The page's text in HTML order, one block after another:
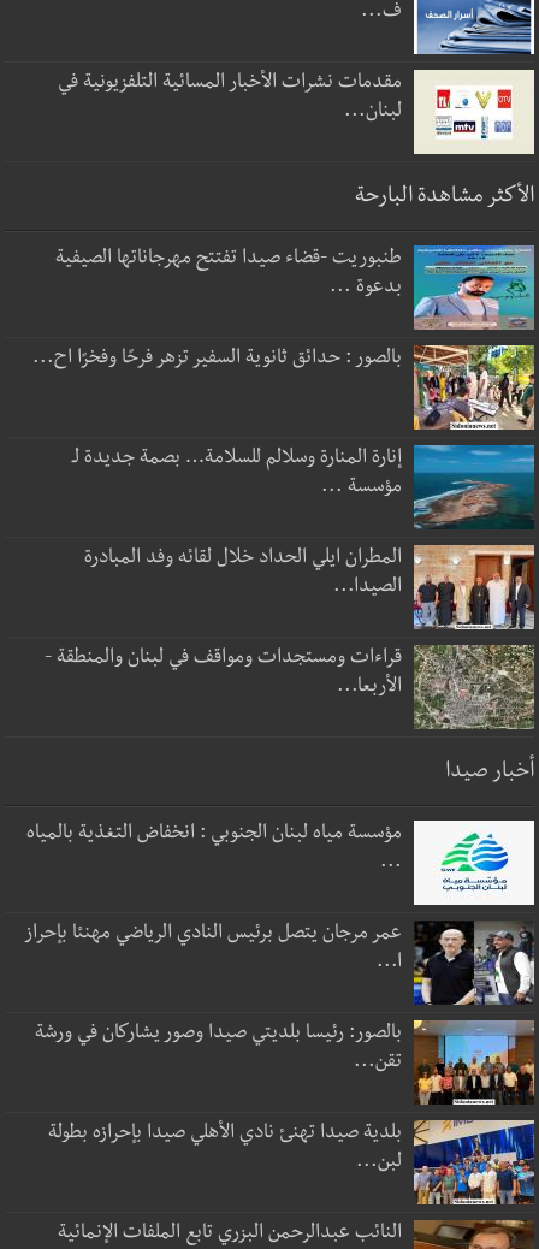
ف...
مقدمات نشرات الأخبار المسائية التلفزيونية في
لبنان...
الأكثر مشاهدة البارحة
طنبوريت -قضاء صيدا تفتتح مهرجاناتها الصيفية
بدعوة ...
بالصور : حدائق ثانوية السفير تزهر فرحًا وفخرًا اح...
إنارة المنارة وسلالم للسلامة… بصمة جديدة لـ
مؤسسة ...
المطران ايلي الحداد خلال لقائه وفد المبادرة
الصيدا...
قراءات ومستجدات ومواقف في لبنان والمنطقة -
الأربعا...
أخبار صيدا
مؤسسة مياه لبنان الجنوبي : انخفاض التغذية بالمياه
...
عمر مرجان يتصل برئيس النادي الرياضي مهنئا بإحراز
ا...
بالصور: رئيسا بلديتي صيدا وصور يشاركان في ورشة
تقن...
بلدية صيدا تهنئ نادي الأهلي صيدا بإحرازه بطولة
لبن...
النائب عبدالرحمن البزري تابع الملفات الإنمائية